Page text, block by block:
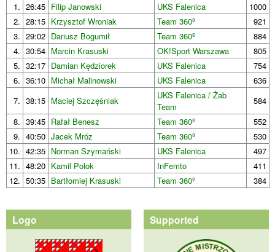
1. 26:45 Filip Janowski UKS Falenica
1000
2. 28:15 Krzysztof Wroniak Team 360º
921
3. 29:02 Dariusz Bogumił Team 360º
884
4. 30:54 Marcin Krasuski OK!Sport Warszawa
805
5. 32:17 Damian Kędziorek UKS Falenica
754
6. 36:10 Michał Malinowski UKS Falenica
636
7. 38:15 Maciej Szczęśniak
UKS Falenica / Żab
Team
584
8. 39:45 Rafał Benesz Team 360º
552
9. 40:50 Jacek Mróz Team 360º
530
10. 42:35 Norman Szymański UKS Falenica
497
11. 48:20 Kamil Polok InFemto
411
12. 50:35 Bartłomiej Krasuski Team 360º 384
Logo Supported